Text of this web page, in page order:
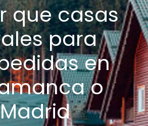
que casas
para
en
o
Madrid